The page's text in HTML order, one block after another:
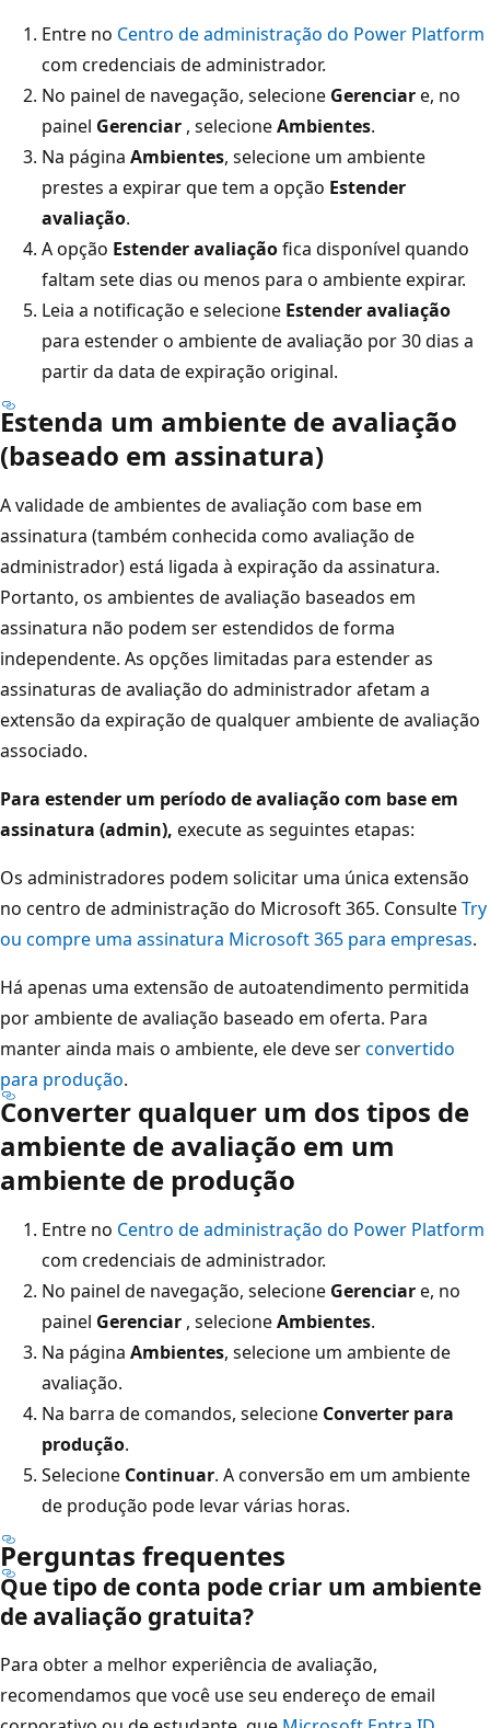
Entre no Centro de administração do Power Platform
com credenciais de administrador.
No painel de navegação, selecione Gerenciare, no
painel Gerenciar , selecioneAmbientes.
Na página Ambientes, selecione um ambiente
prestes a expirar que tem a opção Estender
avaliação.
A opção Estender avaliaçãofica disponível quando
faltam sete dias ou menos para o ambiente expirar.
Leia a notificação e selecione Estender avaliação
para estender o ambiente de avaliação por 30 dias a
partir da data de expiração original.
Estenda um ambiente de avaliação
(baseado em assinatura)
A validade de ambientes de avaliação com base em
assinatura (também conhecida como avaliação de
administrador) está ligada à expiração da assinatura.
Portanto, os ambientes de avaliação baseados em
assinatura não podem ser estendidos de forma
independente. As opções limitadas para estender as
assinaturas de avaliação do administrador afetam a
extensão da expiração de qualquer ambiente de avaliação
associado.
Para estender um período de avaliação com base em
assinatura (admin), execute as seguintes etapas:
Os administradores podem solicitar uma única extensão
no centro de administração do Microsoft 365. ConsulteTry
ou compre uma assinatura Microsoft 365 para empresas.
Há apenas uma extensão de autoatendimento permitida
por ambiente de avaliação baseado em oferta. Para
manter ainda mais o ambiente, ele deve serconvertido
para produção.
Converter qualquer um dos tipos de
ambiente de avaliação em um
ambiente de produção
Entre no Centro de administração do Power Platform
com credenciais de administrador.
No painel de navegação, selecione Gerenciare, no
painel Gerenciar , selecioneAmbientes.
Na página Ambientes, selecione um ambiente de
avaliação.
Na barra de comandos, selecione Converter para
produção.
Selecione Continuar. A conversão em um ambiente
de produção pode levar várias horas.
Perguntas frequentes
Que tipo de conta pode criar um ambiente
de avaliação gratuita?
Para obter a melhor experiência de avaliação,
recomendamos que você use seu endereço de email